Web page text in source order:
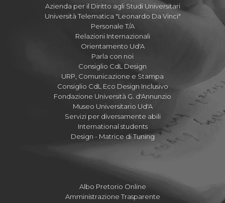
Azienda per il Diritto agli Studi Universitari
Università Telematica "Leonardo Da Vinci"
Personale T/A
Relazioni Internazionali
Orientamento Ud'A
Parla con noi
Consiglio CdL Design
URP, Comunicazione e Stampa
Consiglio CdL Eco Design Inclusivo
Fondazione Università G. d'Annunzio
Museo Universitario Ud'A
Servizi per diversamente abili
International students
Design - Matrice di Tuning
Albo Pretorio Online
Amministrazione Trasparente